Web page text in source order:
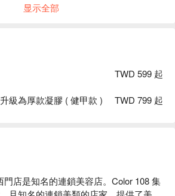
显示全部
TWD 599 起
級為厚款凝膠 ( 健甲款 ) TWD 799 起
門店是知名的連鎖美容店。Color 108 集